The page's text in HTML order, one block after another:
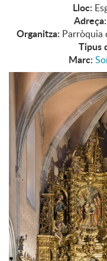
Lloc:
Adreça:
Organitza: Parròquia
Tipus
Marc: